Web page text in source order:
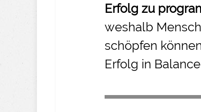
Erfolg zu
weshalb
schöpfen
Erfolg in